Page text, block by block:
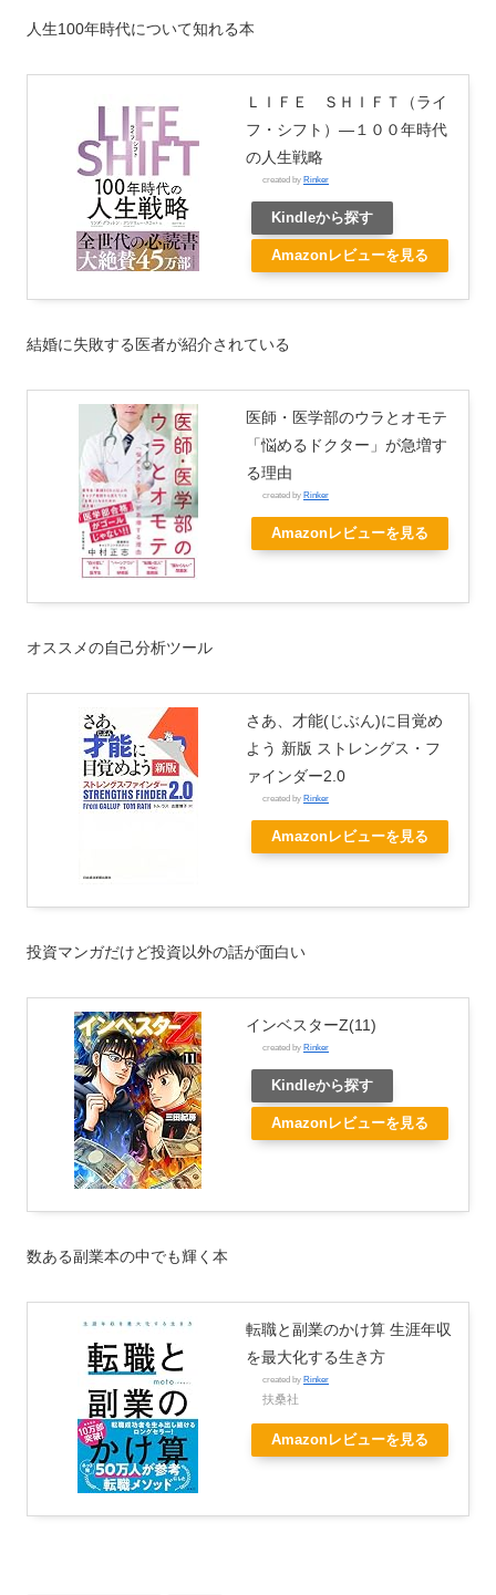
人生100年時代について知れる本
ＬＩＦＥ ＳＨＩＦＴ（ライ
フ・シフト）―１００年時代
の人生戦略
created by Rinker
Kindleから探す
Amazonレビューを見る
結婚に失敗する医者が紹介されている
医師・医学部のウラとオモテ
「悩めるドクター」が急増す
る理由
created by Rinker
Amazonレビューを見る
オススメの自己分析ツール
さあ、才能(じぶん)に目覚め
よう 新版 ストレングス・フ
ァインダー2.0
created by Rinker
Amazonレビューを見る
投資マンガだけど投資以外の話が面白い
インベスターZ(11)
created by Rinker
Kindleから探す
Amazonレビューを見る
数ある副業本の中でも輝く本
転職と副業のかけ算 生涯年収
を最大化する生き方
created by Rinker
扶桑社
Amazonレビューを見る